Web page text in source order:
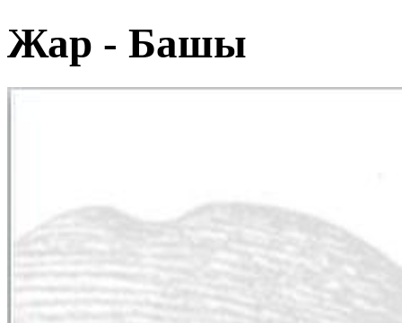
Жар - Башы